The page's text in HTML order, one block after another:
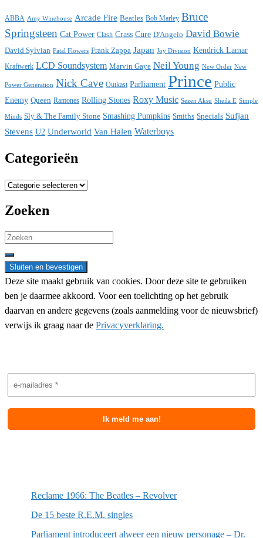
ABBA Amy Winehouse Arcade Fire Beatles Bob Marley Bruce
Springsteen Cat Power Clash Crass Cure D'Angelo David Bowie
David Sylvian Fatal Flowers Frank Zappa Japan Joy Division Kendrick Lamar
Kraftwerk LCD Soundsystem Marvin Gaye Neil Young New Order New
Power Generation Nick Cave Outkast Parliament Prince Public
Enemy Queen Ramones Rolling Stones Roxy Music Sezen Aksu Sheila E Simple
Minds Sly & The Family Stone Smashing Pumpkins Smiths Specials Sufjan
Stevens U2 Underworld Van Halen Waterboys
Categorieën
Categorieën
Zoeken
Search
for:
Deze site maakt gebruik van cookies. Door deze site te gebruiken
ben je daarmee akkoord. Voor een toelichting op het gebruik
daarvan en andere gegevens (zoals aanmelding voor de nieuwsbrief)
verwijs ik graag naar de Privacyverklaring.
Reclame 1966: The Beatles – Revolver
De 15 beste R.E.M. singles
Parliament introduceert alweer een nieuw personage – Dr.